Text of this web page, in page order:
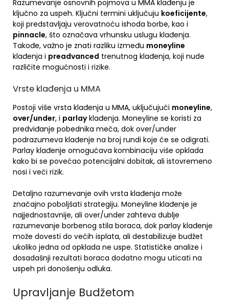
Razumevanje osnovnih pojmova u MMA klađenju je
ključno za uspeh. Ključni termini uključuju koeficijente,
koji predstavljaju verovatnoću ishoda borbe, kao i
pinnacle, što označava vrhunsku uslugu klađenja.
Takođe, važno je znati razliku između moneyline
klađenja i preadvanced trenutnog klađenja, koji nude
različite mogućnosti i rizike.
Vrste klađenja u MMA
Postoji više vrsta klađenja u MMA, uključujući moneyline,
over/under, i parlayklađenja. Moneyline se koristi za
predviđanje pobednika meča, dok over/under
podrazumeva klađenje na broj rundi koje će se odigrati.
Parlay klađenje omogućava kombinaciju više opklada
kako bi se povećao potencijalni dobitak, ali istovremeno
nosi i veći rizik.
Detaljno razumevanje ovih vrsta klađenja može
značajno poboljšati strategiju. Moneyline klađenje je
najjednostavnije, ali over/under zahteva dublje
razumevanje borbenog stila boraca, dok parlay klađenje
može dovesti do većih isplata, ali destabilizuje budžet
ukoliko jedna od opklada ne uspe. Statističke analize i
dosadašnji rezultati boraca dodatno mogu uticati na
uspeh pri donošenju odluka.
Upravljanje Budžetom